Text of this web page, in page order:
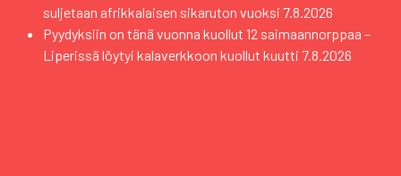
suljetaan afrikkalaisen sikaruton vuoksi 7.8.2026
Pyydyksiin on tänä vuonna kuollut 12 saimaannorppaa –
Liperissä löytyi kalaverkkoon kuollut kuutti 7.8.2026